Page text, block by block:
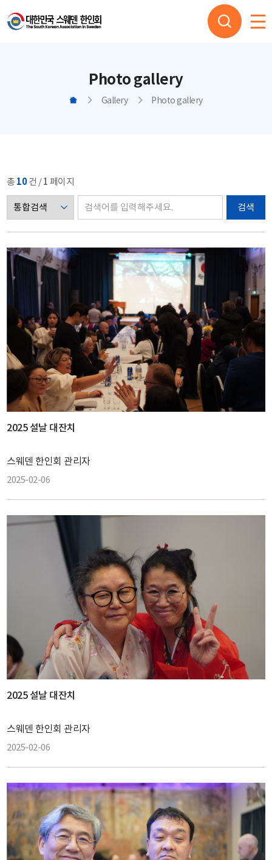
Photo gallery
Gallery Photo gallery
총 10건 /1 페이지
검색
2025 설날 대잔치
스웨덴 한인회 관리자
2025-02-06
2025 설날 대잔치
스웨덴 한인회 관리자
2025-02-06